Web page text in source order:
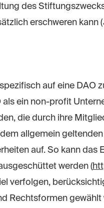
des
erschweren kann (
auf eine DAO
ein non-profit
die durch ihre
allgemein
auf. So kann das
werden (
verfolgen,
Rechtsformen gewählt